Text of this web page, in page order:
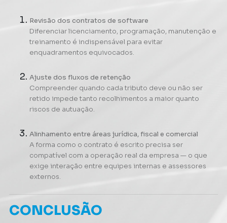
Revisão dos contratos de software
Diferenciar licenciamento, programação, manutenção e
treinamento é indispensável para evitar
enquadramentos equivocados.
Ajuste dos fluxos de retenção
Compreender quando cada tributo deve ou não ser
retido impede tanto recolhimentos a maior quanto
riscos de autuação.
Alinhamento entre áreas jurídica, fiscal e comercial
A forma como o contrato é escrito precisa ser
compatível com a operação real da empresa — o que
exige interação entre equipes internas e assessores
externos.
CONCLUSÃO